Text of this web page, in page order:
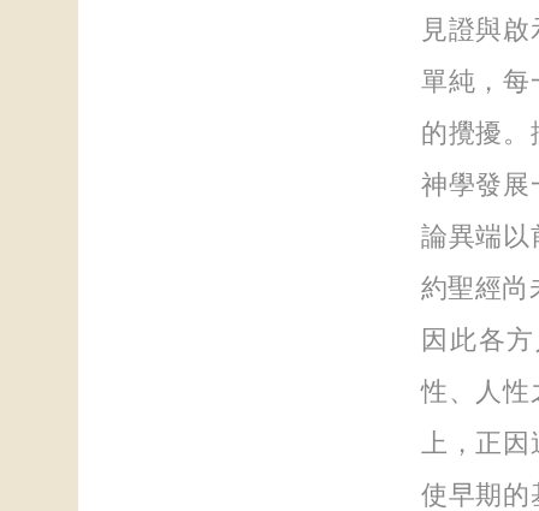
見證與
單純，每
的攪擾。
神學發展
論異端以
約聖經尚
因此各
性、人性
上，正
使早期的